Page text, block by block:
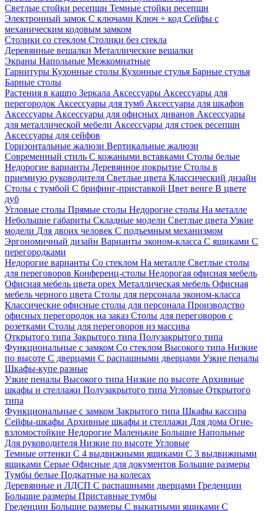
Светлые стойки ресепшн Темные стойки ресепшн
Электронный замок С ключами Ключ + код Сейфы с
механическим кодовым замком
Столики со стеклом Столики без стекла
Деревянные вешалки Металлические вешалки
Экраны Напольные Межкомнатные
Гарнитуры Кухонные столы Кухонные стулья Барные стулья
Барные столы
Растения в кашпо Зеркала Аксессуары Аксессуары для
перегородок Аксессуары для тумб Аксессуары для шкафов
Аксессуары Аксессуары для офисных диванов Аксессуары
для металлической мебели Аксессуары для стоек ресепшн
Аксессуары для сейфов
Горизонтальные жалюзи Вертикальные жалюзи
Современный стиль С кожаными вставками Столы белые
Недорогие варианты Деревянное покрытие Столы в
приемную руководителя Светлые цвета Классический дизайн
Столы с тумбой С брифинг-приставкой Цвет венге В цвете
дуб
Угловые столы Прямые столы Недорогие столы На металле
Небольшие габариты Складные модели Светлые цвета Узкие
модели Для двоих человек С подъемным механизмом
Эргономичный дизайн Варианты эконом-класса С ящиками С
перегородками
Недорогие варианты Со стеклом На металле Светлые столы
для переговоров Конференц-столы Недорогая офисная мебель
Офисная мебель цвета орех Металлическая мебель Офисная
мебель черного цвета Столы для персонала эконом-класса
Классические офисные столы для персонала Производство
офисных перегородок на заказ Столы для переговоров с
розетками Столы для переговоров из массива
Открытого типа Закрытого типа Полузакрытого типа
Функциональные с замком Со стеклом Высокого типа Низкие
по высоте С дверцами С распашными дверцами Узкие пеналы
Шкафы-купе разные
Узкие пеналы Высокого типа Низкие по высоте Архивные
шкафы и стеллажи Полузакрытого типа Угловые Открытого
типа
Функциональные с замком Закрытого типа Шкафы кассира
Сейфы-шкафы Архивные шкафы и стеллажи Для дома Огне-
взломостойкие Недорогие Маленькие Большие Напольные
Для руководителя Низкие по высоте Угловые
Темные оттенки С 4 выдвижными ящиками С 3 выдвижными
ящиками Серые Офисные для документов Большие размеры
Тумбы белые Подкатные на колесах
Деревянные и ЛДСП С распашными дверцами Греденции
Большие размеры Приставные тумбы
Греденции Большие размеры С выкатными ящиками С